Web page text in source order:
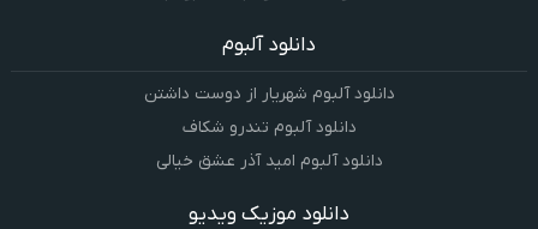
دانلود آلبوم
دانلود آلبوم شهریار از دوست داشتن
دانلود آلبوم تندرو شکاف
دانلود آلبوم امید آذر عشق خیالی
دانلود موزیک ویدیو